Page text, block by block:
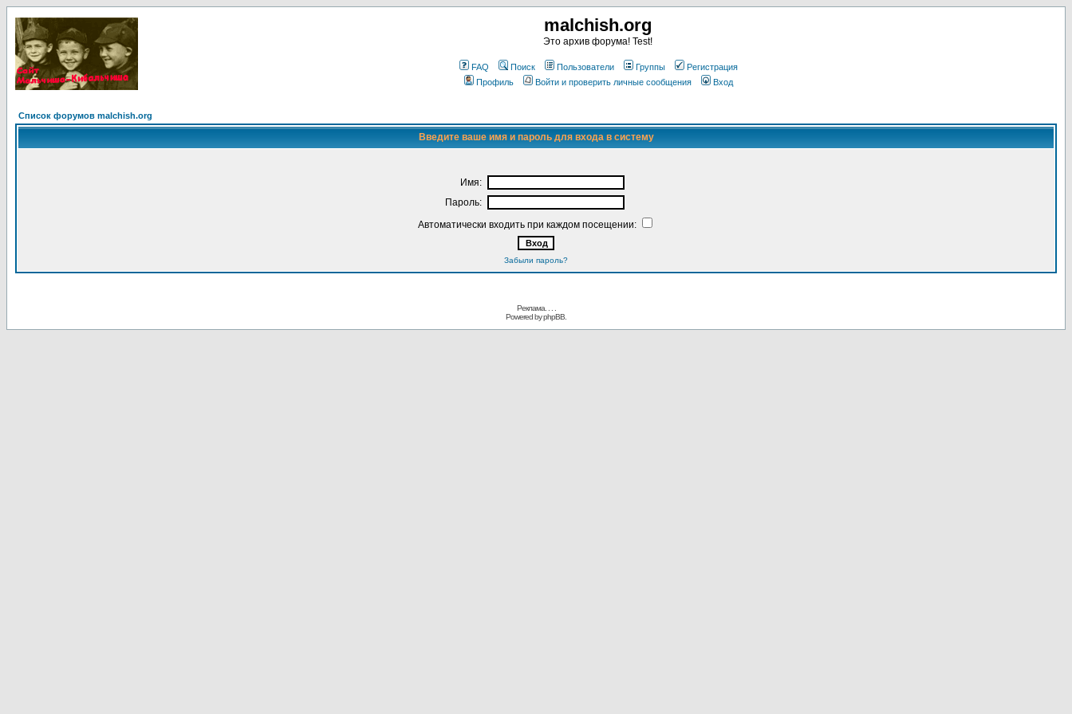
malchish.org
Это архив форума! Test!
FAQ Поиск Пользователи Группы
Регистрация
Профиль
Войти и проверить личные сообщения Вход
Список форумов malchish.org
Введите ваше имя и пароль для входа в систему
Имя:
Пароль:
Автоматически входить при каждом посещении:
Забыли пароль?
Реклама. . .
Powered byphpBB.